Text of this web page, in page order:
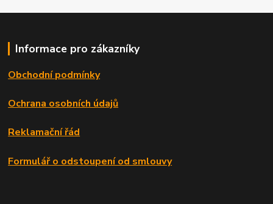
Informace pro zákazníky
Obchodní podmínky
Ochrana osobních údajů
Reklamační řád
Formulář o odstoupení od smlouvy